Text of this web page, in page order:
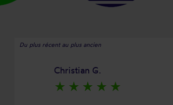
Du plus récent au plus ancien
Christian G.
star_rate star_rate star_rate star_rate star_rate